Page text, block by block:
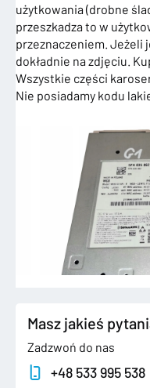
użytkowania (drobne
przeszkadza to w
przeznaczeniem. Jeżeli
dokładnie na zdjęciu.
Wszystkie części
Nie posiadamy kodu
Masz jakieś
Zadzwoń do nas
+48 533 995 538